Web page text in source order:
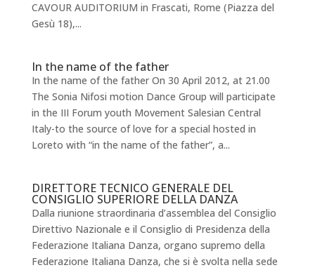
CAVOUR AUDITORIUM in Frascati, Rome (Piazza del
Gesù 18),...
In the name of the father
In the name of the father On 30 April 2012, at 21.00
The Sonia Nifosi motion Dance Group will participate
in the III Forum youth Movement Salesian Central
Italy-to the source of love for a special hosted in
Loreto with “in the name of the father”, a...
DIRETTORE TECNICO GENERALE DEL
CONSIGLIO SUPERIORE DELLA DANZA
Dalla riunione straordinaria d’assemblea del Consiglio
Direttivo Nazionale e il Consiglio di Presidenza della
Federazione Italiana Danza, organo supremo della
Federazione Italiana Danza, che si è svolta nella sede